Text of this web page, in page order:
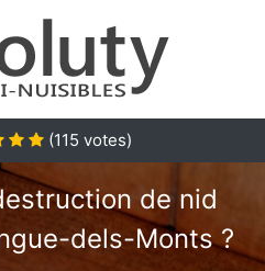
(115 votes)
de nid
dels-Monts ?